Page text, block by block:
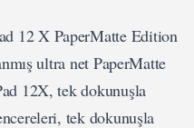
12 X PaperMatte Edition
ultra net PaperMatte
12X, tek dokunuşla
tek dokunuşla